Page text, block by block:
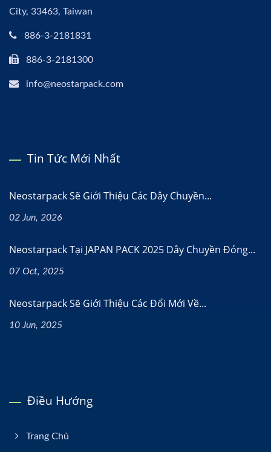
City, 33463, Taiwan
886-3-2181831
886-3-2181300
info@neostarpack.com
Tin Tức Mới Nhất
Neostarpack Sẽ Giới Thiệu Các Dây Chuyền...
02 Jun, 2026
Neostarpack Tại JAPAN PACK 2025 Dây Chuyền Đóng...
07 Oct, 2025
Neostarpack Sẽ Giới Thiệu Các Đổi Mới Về...
10 Jun, 2025
Điều Hướng
Trang Chủ